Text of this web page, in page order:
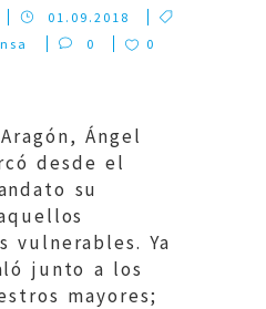
01.09.2018
0
0
Ángel
desde el
su
vulnerables. Ya
junto a los
mayores;